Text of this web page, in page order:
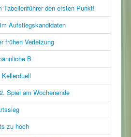
Tabellenführer den ersten Punkt!
Aufstiegskandidaten
frühen Verletzung
B
Spiel am Wochenende
zu hoch